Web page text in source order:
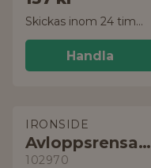
Skickas inom 24 timmar!
Handla
IRONSIDE
Avloppsrensare
102970